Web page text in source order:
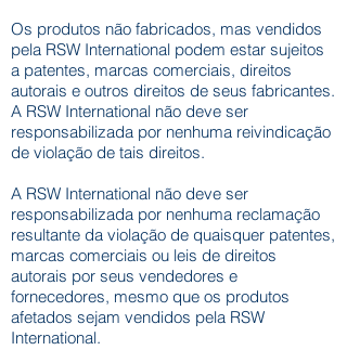
Os produtos não fabricados, mas vendidos
pela RSW International podem estar sujeitos
a patentes, marcas comerciais, direitos
autorais e outros direitos de seus fabricantes.
A RSW International não deve ser
responsabilizada por nenhuma reivindicação
de violação de tais direitos.
A RSW International não deve ser
responsabilizada por nenhuma reclamação
resultante da violação de quaisquer patentes,
marcas comerciais ou leis de direitos
autorais por seus vendedores e
fornecedores, mesmo que os produtos
afetados sejam vendidos pela RSW
International.